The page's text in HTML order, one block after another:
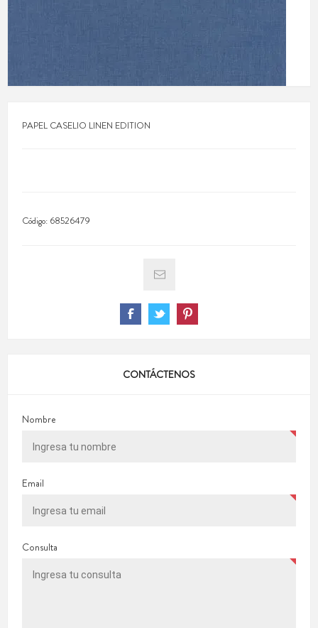
PAPEL CASELIO LINEN EDITION
Código: 68526479
CONTÁCTENOS
Nombre
Email
Consulta